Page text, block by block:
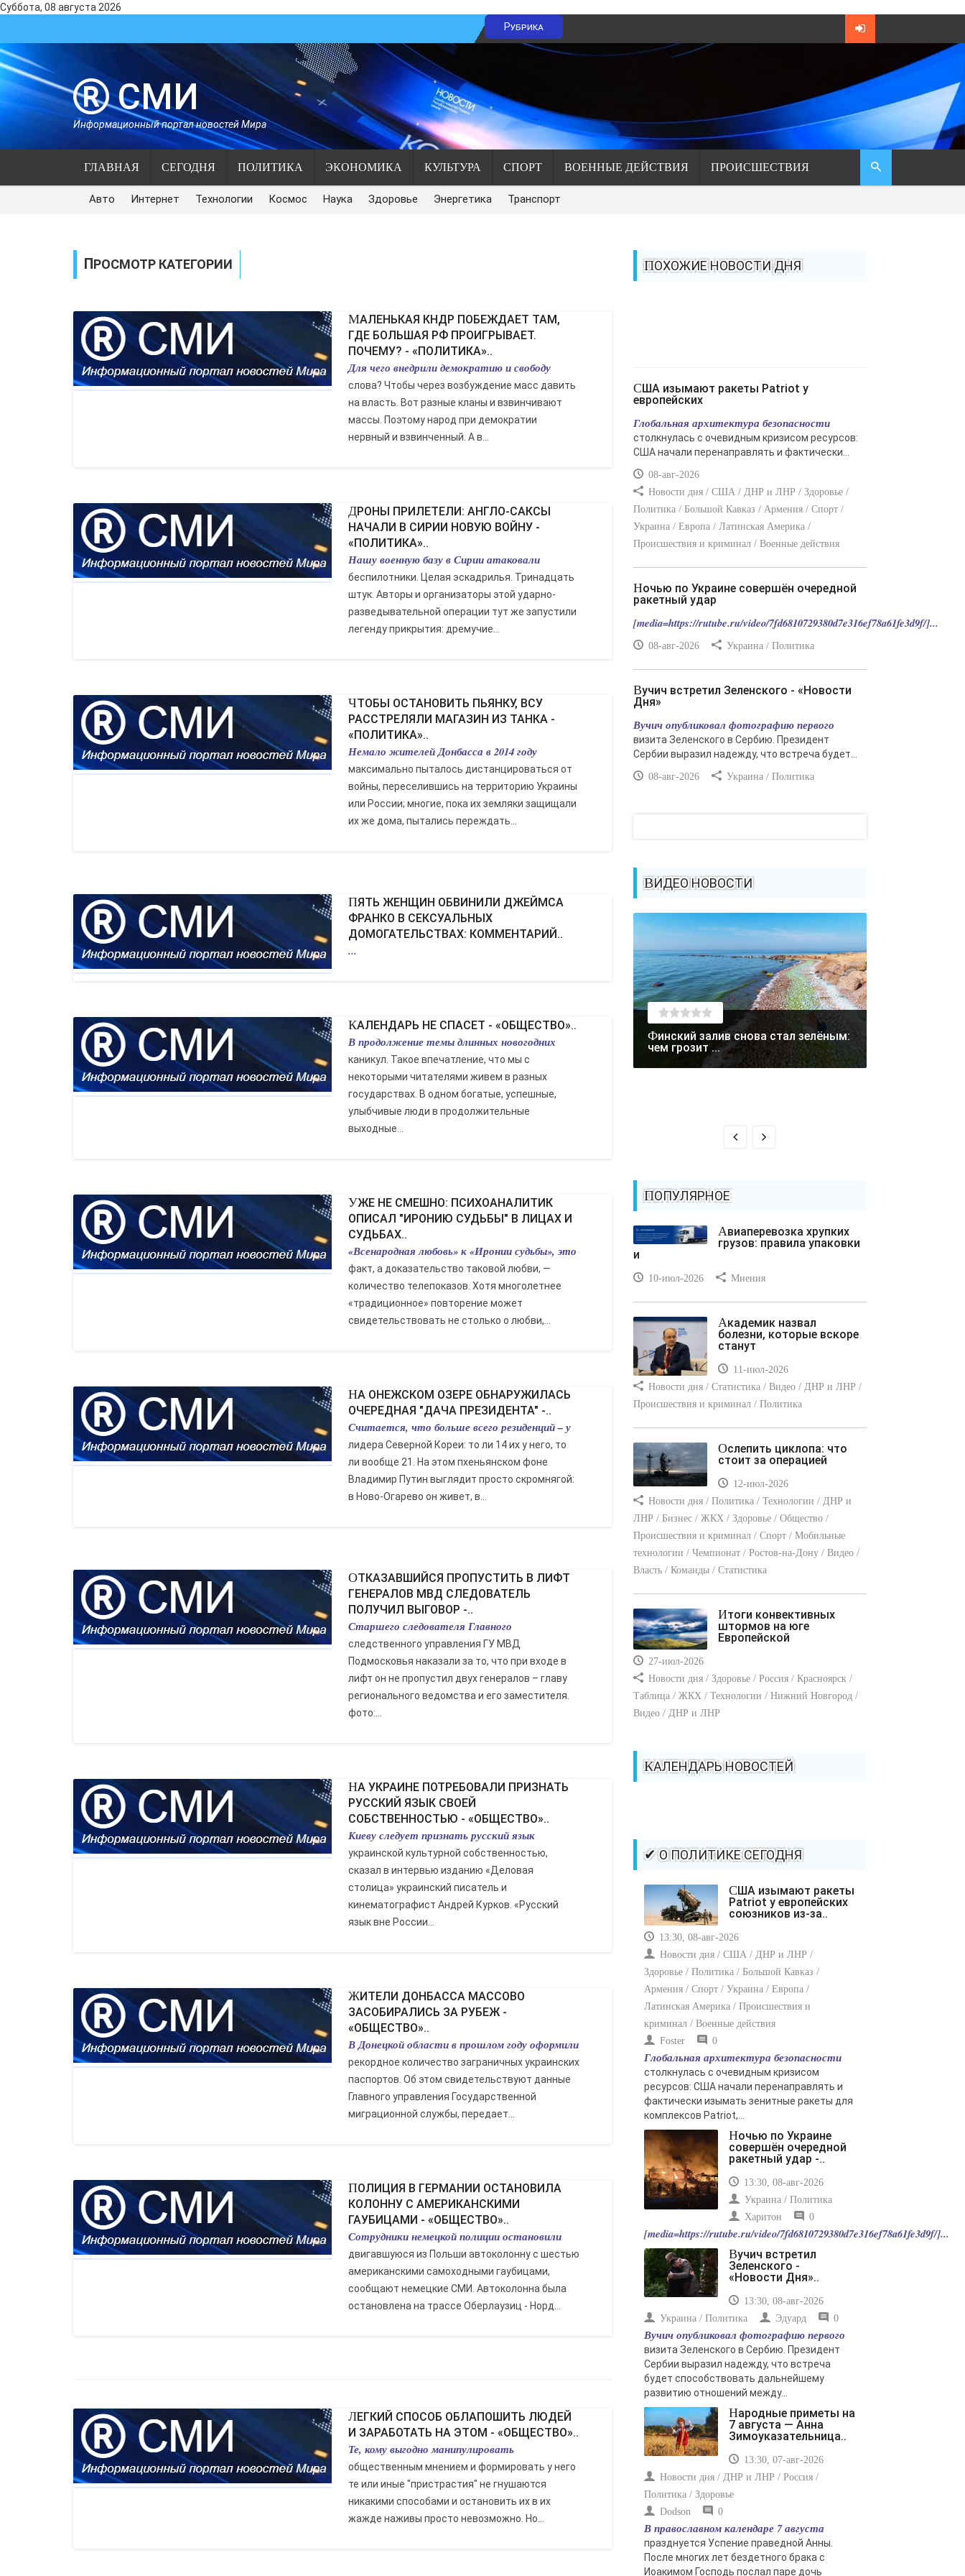
Суббота, 08 августа 2026
Рубрика
СМИ
Информационный портал новостей Мира
ГЛАВНАЯ СЕГОДНЯ ПОЛИТИКА ЭКОНОМИКА КУЛЬТУРА СПОРТ ВОЕННЫЕ ДЕЙСТВИЯ ПРОИСШЕСТВИЯ
Авто Интернет Технологии Космос Наука Здоровье Энергетика Транспорт
ПРОСМОТР КАТЕГОРИИ
МАЛЕНЬКАЯ КНДР ПОБЕЖДАЕТ ТАМ,
ГДЕ БОЛЬШАЯ РФ ПРОИГРЫВАЕТ.
ПОЧЕМУ? - «ПОЛИТИКА»..
Для чего внедрили демократию и свободу
слова? Чтобы через возбуждение масс давить
на власть. Вот разные кланы и взвинчивают
массы. Поэтому народ при демократии
нервный и взвинченный. А в...
ДРОНЫ ПРИЛЕТЕЛИ: АНГЛО-САКСЫ
НАЧАЛИ В СИРИИ НОВУЮ ВОЙНУ -
«ПОЛИТИКА»..
Нашу военную базу в Сирии атаковали
беспилотники. Целая эскадрилья. Тринадцать
штук. Авторы и организаторы этой ударно-
разведывательной операции тут же запустили
легенду прикрытия: дремучие...
ЧТОБЫ ОСТАНОВИТЬ ПЬЯНКУ, ВСУ
РАССТРЕЛЯЛИ МАГАЗИН ИЗ ТАНКА -
«ПОЛИТИКА»..
Немало жителей Донбасса в 2014 году
максимально пыталось дистанцироваться от
войны, переселившись на территорию Украины
или России; многие, пока их земляки защищали
их же дома, пытались переждать...
ПЯТЬ ЖЕНЩИН ОБВИНИЛИ ДЖЕЙМСА
ФРАНКО В СЕКСУАЛЬНЫХ
ДОМОГАТЕЛЬСТВАХ: КОММЕНТАРИЙ..
...
КАЛЕНДАРЬ НЕ СПАСЕТ - «ОБЩЕСТВО»..
В продолжение темы длинных новогодних
каникул. Такое впечатление, что мы с
некоторыми читателями живем в разных
государствах. В одном богатые, успешные,
улыбчивые люди в продолжительные
выходные...
УЖЕ НЕ СМЕШНО: ПСИХОАНАЛИТИК
ОПИСАЛ "ИРОНИЮ СУДЬБЫ" В ЛИЦАХ И
СУДЬБАХ..
«Всенародная любовь» к «Иронии судьбы», это
факт, а доказательство таковой любви, —
количество телепоказов. Хотя многолетнее
«традиционное» повторение может
свидетельствовать не столько о любви,...
НА ОНЕЖСКОМ ОЗЕРЕ ОБНАРУЖИЛАСЬ
ОЧЕРЕДНАЯ "ДАЧА ПРЕЗИДЕНТА" -..
Считается, что больше всего резиденций – у
лидера Северной Кореи: то ли 14 их у него, то
ли вообще 21. На этом пхеньянском фоне
Владимир Путин выглядит просто скромнягой:
в Ново-Огарево он живет, в...
ОТКАЗАВШИЙСЯ ПРОПУСТИТЬ В ЛИФТ
ГЕНЕРАЛОВ МВД СЛЕДОВАТЕЛЬ
ПОЛУЧИЛ ВЫГОВОР -..
Старшего следователя Главного
следственного управления ГУ МВД
Подмосковья наказали за то, что при входе в
лифт он не пропустил двух генералов – главу
регионального ведомства и его заместителя.
фото:...
НА УКРАИНЕ ПОТРЕБОВАЛИ ПРИЗНАТЬ
РУССКИЙ ЯЗЫК СВОЕЙ
СОБСТВЕННОСТЬЮ - «ОБЩЕСТВО»..
Киеву следует признать русский язык
украинской культурной собственностью,
сказал в интервью изданию «Деловая
столица» украинский писатель и
кинематографист Андрей Курков. «Русский
язык вне России...
ЖИТЕЛИ ДОНБАССА МАССОВО
ЗАСОБИРАЛИСЬ ЗА РУБЕЖ -
«ОБЩЕСТВО»..
В Донецкой области в прошлом году оформили
рекордное количество заграничных украинских
паспортов. Об этом свидетельствуют данные
Главного управления Государственной
миграционной службы, передает...
ПОЛИЦИЯ В ГЕРМАНИИ ОСТАНОВИЛА
КОЛОННУ С АМЕРИКАНСКИМИ
ГАУБИЦАМИ - «ОБЩЕСТВО»..
Сотрудники немецкой полиции остановили
двигавшуюся из Польши автоколонну с шестью
американскими самоходными гаубицами,
сообщают немецкие СМИ. Автоколонна была
остановлена на трассе Оберлаузиц - Норд...
ЛЕГКИЙ СПОСОБ ОБЛАПОШИТЬ ЛЮДЕЙ
И ЗАРАБОТАТЬ НА ЭТОМ - «ОБЩЕСТВО»..
Те, кому выгодно манипулировать
общественным мнением и формировать у него
те или иные "пристрастия" не гнушаются
никакими способами и остановить их в их
жажде наживы просто невозможно. Но...
ПОХОЖИЕ НОВОСТИ ДНЯ
США изымают ракеты Patriot у
европейских
Глобальная архитектура безопасности
столкнулась с очевидным кризисом ресурсов:
США начали перенаправлять и фактически...
08-авг-2026
Новости дня / США / ДНР и ЛНР / Здоровье /
Политика / Большой Кавказ / Армения / Спорт /
Украина / Европа / Латинская Америка /
Происшествия и криминал / Военные действия
Ночью по Украине совершён очередной
ракетный удар
[media=https://rutube.ru/video/7fd6810729380d7e316ef78a61fe3d9f/]...
08-авг-2026 Украина / Политика
Вучич встретил Зеленского - «Новости
Дня»
Вучич опубликовал фотографию первого
визита Зеленского в Сербию. Президент
Сербии выразил надежду, что встреча будет...
08-авг-2026 Украина / Политика
ВИДЕО НОВОСТИ
Финский залив снова стал зелёным:
чем грозит ...
ПОПУЛЯРНОЕ
Авиаперевозка хрупких
грузов: правила упаковки
и
10-июл-2026 Мнения
Академик назвал
болезни, которые вскоре
станут
11-июл-2026
Новости дня / Статистика / Видео / ДНР и ЛНР /
Происшествия и криминал / Политика
Ослепить циклопа: что
стоит за операцией
12-июл-2026
Новости дня / Политика / Технологии / ДНР и
ЛНР / Бизнес / ЖКХ / Здоровье / Общество /
Происшествия и криминал / Спорт / Мобильные
технологии / Чемпионат / Ростов-на-Дону / Видео /
Власть / Команды / Статистика
Итоги конвективных
штормов на юге
Европейской
27-июл-2026
Новости дня / Здоровье / Россия / Красноярск /
Таблица / ЖКХ / Технологии / Нижний Новгород /
Видео / ДНР и ЛНР
КАЛЕНДАРЬ НОВОСТЕЙ
✔ О ПОЛИТИКЕ СЕГОДНЯ
США изымают ракеты
Patriot у европейских
союзников из-за..
13:30, 08-авг-2026
Новости дня / США / ДНР и ЛНР /
Здоровье / Политика / Большой Кавказ /
Армения / Спорт / Украина / Европа /
Латинская Америка / Происшествия и
криминал / Военные действия
Foster
0
Глобальная архитектура безопасности
столкнулась с очевидным кризисом
ресурсов: США начали перенаправлять и
фактически изымать зенитные ракеты для
комплексов Patriot,...
Ночью по Украине
совершён очередной
ракетный удар -..
13:30, 08-авг-2026
Украина / Политика
Харитон
0
[media=https://rutube.ru/video/7fd6810729380d7e316ef78a61fe3d9f/]...
Вучич встретил
Зеленского -
«Новости Дня»..
13:30, 08-авг-2026
Украина / Политика
Эдуард 0
Вучич опубликовал фотографию первого
визита Зеленского в Сербию. Президент
Сербии выразил надежду, что встреча
будет способствовать дальнейшему
развитию отношений между...
Народные приметы на
7 августа — Анна
Зимоуказательница..
13:30, 07-авг-2026
Новости дня / ДНР и ЛНР / Россия /
Политика / Здоровье
Dodson
0
В православном календаре 7 августа
празднуется Успение праведной Анны.
После многих лет бездетного брака с
Иоакимом Господь послал паре дочь